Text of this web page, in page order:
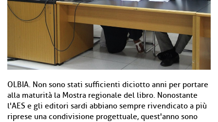
OLBIA. Non sono stati sufficienti diciotto anni per portare
alla maturità la Mostra regionale del libro. Nonostante
l'AES e gli editori sardi abbiano sempre rivendicato a più
riprese una condivisione progettuale, quest'anno sono